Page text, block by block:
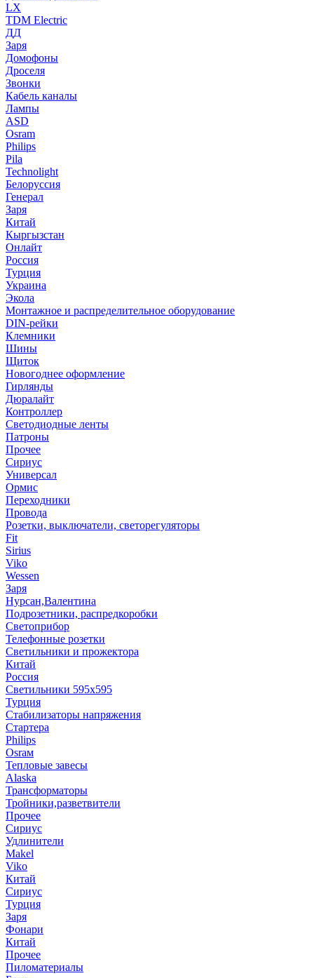
LX
TDM Electric
ДД
Заря
Домофоны
Дроселя
Звонки
Кабель каналы
Лампы
ASD
Osram
Philips
Pila
Technolight
Белоруссия
Генерал
Заря
Китай
Кыргызстан
Онлайт
Россия
Турция
Украина
Экола
Монтажное и распределительное оборудование
DIN-рейки
Клемники
Шины
Щиток
Новогоднее оформление
Гирлянды
Дюралайт
Контроллер
Светодиодные ленты
Патроны
Прочее
Сириус
Универсал
Ормис
Переходники
Провода
Розетки, выключатели, светорегуляторы
Fit
Sirius
Viko
Wessen
Заря
Нурсан,Валентина
Подрозетники, распредкоробки
Светоприбор
Телефонные розетки
Светильники и прожектора
Китай
Россия
Светильники 595х595
Турция
Стабилизаторы напряжения
Стартера
Philips
Оsrам
Тепловые завесы
Alaska
Трансформаторы
Тройники,разветвители
Прочее
Сириус
Удлинители
Makel
Viko
Китай
Сириус
Турция
Заря
Фонари
Китай
Прочее
Пиломатериалы